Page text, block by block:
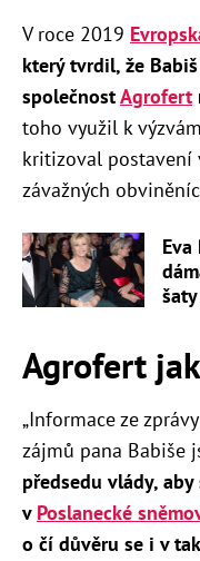
V roce 2019
který tvrdil, že
společnostAgrofert
toho využil k
kritizoval postavení
závažných
Agrofert
„Informace ze
zájmů pana Babiše
předsedu vlády,
v Poslanecké
o čí důvěru se i v